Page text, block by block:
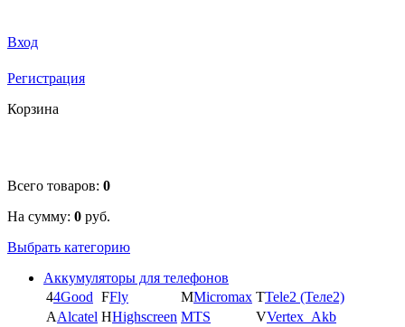
Вход
Регистрация
Корзина
Всего товаров: 0
На сумму: 0 руб.
Выбрать категорию
Аккумуляторы для телефонов
44Good FFly MMicromax TTele2 (Теле2)
AAlcatel HHighscreen MTS VVertex_Akb